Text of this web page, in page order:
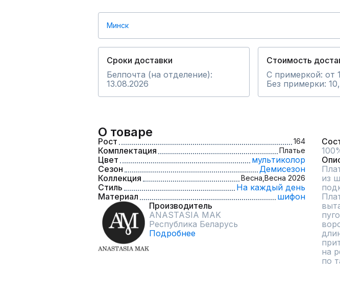
Минск
Сроки доставки
Белпочта (на отделение):
13.08.2026
Стоимость
С примеркой: от
Без примерки:
О товаре
Рост 164
Комплектация Платье
Цвет
мультиколор
Сезон
Демисезон
Коллекция
Весна, Весна 2026
Стиль
На каждый день
Материал
шифон
Производитель
ANASTASIA MAK
Республика Беларусь
Подробнее
из
на
по